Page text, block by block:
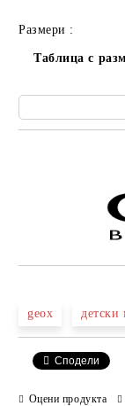
Размери :
Таблица с
geox детски
Сподели
Оцени продукта